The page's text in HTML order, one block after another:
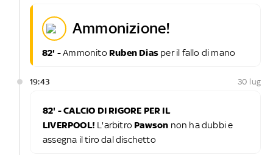
ammonizione!
82' -Ammonito Ruben Dias per il fallo di mano
19:43 30 lug
82' - CALCIO DI RIGORE PER IL
LIVERPOOL! L'arbitro Pawson non ha dubbi e
assegna il tiro dal dischetto